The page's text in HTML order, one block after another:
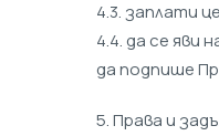
4.3. заплати
4.4. да се яви
да подпише
5. Права и